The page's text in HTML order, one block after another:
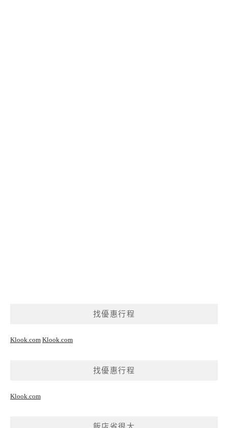
找優惠行程
Klook.com Klook.com
找優惠行程
Klook.com
飯店省很大